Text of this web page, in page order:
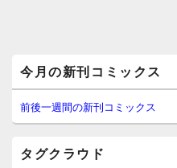
イ
ン
サ
イ
今月の新刊コミックス
前後一週間の新刊コミックス
タグクラウド